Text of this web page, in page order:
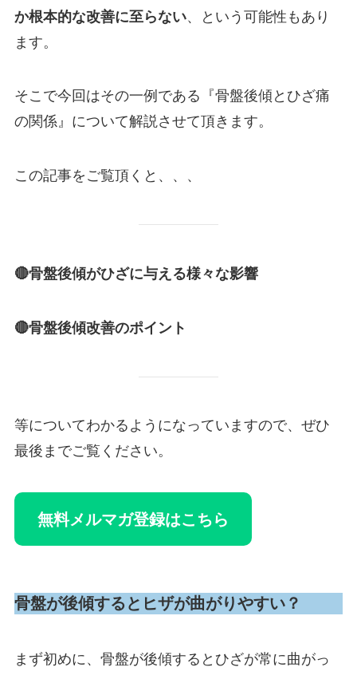
か根本的な改善に至らない、という可能性もあり
ます。
そこで今回はその一例である『骨盤後傾とひざ痛
の関係』について解説させて頂きます。
この記事をご覧頂くと、、、
🔴骨盤後傾がひざに与える様々な影響
🔴骨盤後傾改善のポイント
等についてわかるようになっていますので、ぜひ
最後までご覧ください。
無料メルマガ登録はこちら
骨盤が後傾するとヒザが曲がりやすい？
まず初めに、骨盤が後傾するとひざが常に曲がっ